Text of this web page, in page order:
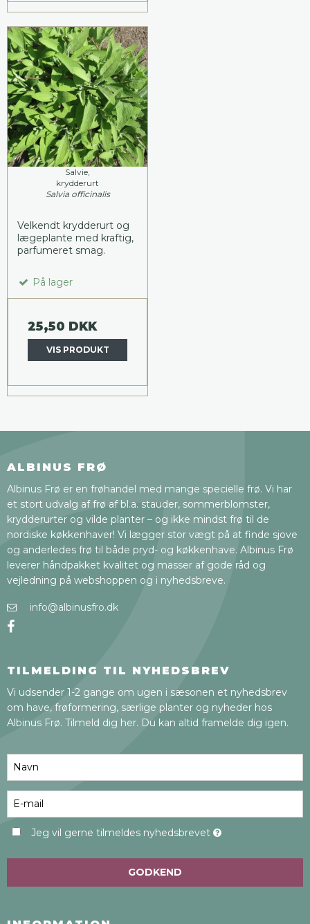
Salvie,
krydderurt
Salvia officinalis
Velkendt krydderurt og
lægeplante med kraftig,
parfumeret smag.
På lager
25,50 DKK
VIS PRODUKT
ALBINUS FRØ
Albinus Frø er en frøhandel med mange specielle frø. Vi har
et stort udvalg af frø af bl.a. stauder, sommerblomster,
krydderurter og vilde planter – og ikke mindst frø til de
nordiske køkkenhaver! Vi lægger stor vægt på at finde sjove
og anderledes frø til både pryd- og køkkenhave. Albinus Frø
leverer håndpakket kvalitet og masser af gode råd og
vejledning på webshoppen og i nyhedsbreve.
info@albinusfro.dk
TILMELDING TIL NYHEDSBREV
Vi udsender 1-2 gange om ugen i sæsonen et nyhedsbrev
om have, frøformering, særlige planter og nyheder hos
Albinus Frø. Tilmeld dig her. Du kan altid framelde dig igen.
Jeg vil gerne tilmeldes nyhedsbrevet
GODKEND